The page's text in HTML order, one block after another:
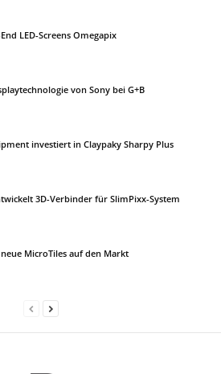
LED-Screens Omegapix
von Sony bei G+B
investiert in Claypaky Sharpy Plus
3D-Verbinder für SlimPixx-System
MicroTiles auf den Markt